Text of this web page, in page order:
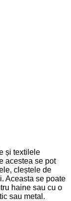
și textilele
acestea se pot
cleștele de
Aceasta se poate
haine sau cu o
sau metal.